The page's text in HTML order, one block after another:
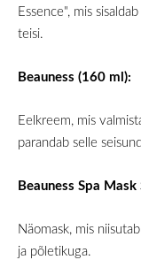
Essence", mis
teisi.
Beauness (160 ml):
Eelkreem, mis
parandab selle
Beauness Spa Mask
Näomask, mis
ja põletikuga.